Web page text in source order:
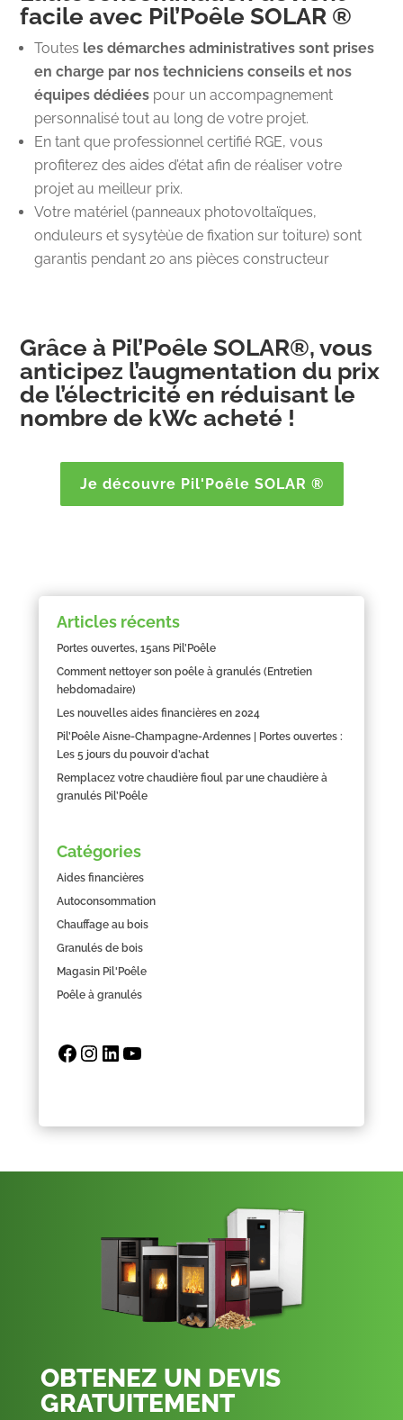
facile avec Pil’Poêle SOLAR ®
Toutes les démarches administratives sont prises
en charge par nos techniciens conseils et nos
équipes dédiées pour un accompagnement
personnalisé tout au long de votre projet.
En tant que professionnel certifié RGE, vous
profiterez des aides d’état afin de réaliser votre
projet au meilleur prix.
Votre matériel (panneaux photovoltaïques,
onduleurs et sysytèùe de fixation sur toiture) sont
garantis pendant 20 ans pièces constructeur
Grâce à Pil’Poêle SOLAR®, vous
anticipez l’augmentation du prix
de l’électricité en réduisant le
nombre de kWc acheté !
Je découvre Pil'Poêle SOLAR ®
Articles récents
Portes ouvertes, 15ans Pil’Poêle
Comment nettoyer son poêle à granulés (Entretien
hebdomadaire)
Les nouvelles aides financières en 2024
Pil’Poêle Aisne-Champagne-Ardennes | Portes ouvertes :
Les 5 jours du pouvoir d’achat
Remplacez votre chaudière fioul par une chaudière à
granulés Pil’Poêle
Catégories
Aides financières
Autoconsommation
Chauffage au bois
Granulés de bois
Magasin Pil'Poêle
Poêle à granulés
Facebook
Instagram
LinkedIn
OBTENEZ UN DEVIS
GRATUITEMENT